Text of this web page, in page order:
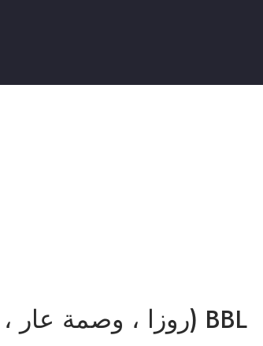
BBL (روزا ، وصمة عار ، ومكافحة الشيخوخة ، والشعرية ، والوجه الأحمر)